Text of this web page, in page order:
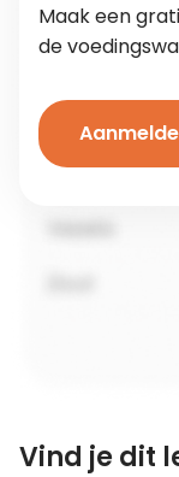
Maak een
de
Vind je dit